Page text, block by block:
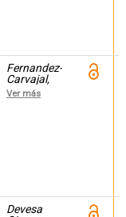
Ros, José
Manuel;
Ferrer-
Montiel,
Antonio
Fernandez-
Carvajal,
Asia;
Villalba
Ver más
Devesa